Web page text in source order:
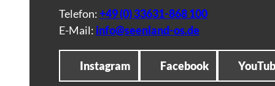
Telefon:+49 (0) 33631-868 100
E-Mail: info@seenland-os.de
Instagram Facebook